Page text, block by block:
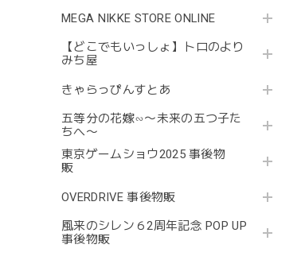
MEGA NIKKE STORE ONLINE
【どこでもいっしょ】トロのより
みち屋
きゃらっぴんすとあ
五等分の花嫁∽〜未来の五つ子た
ちへ〜
東京ゲームショウ2025 事後物
販
OVERDRIVE 事後物販
風来のシレン６2周年記念 POP UP
事後物販